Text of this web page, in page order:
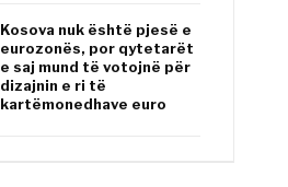
Kosova nuk është pjesë e
eurozonës, por qytetarët
e saj mund të votojnë për
dizajnin e ri të
kartëmonedhave euro